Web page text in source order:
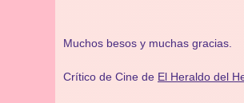
Muchos besos y muchas gracias.
Crítico de Cine de El Heraldo del